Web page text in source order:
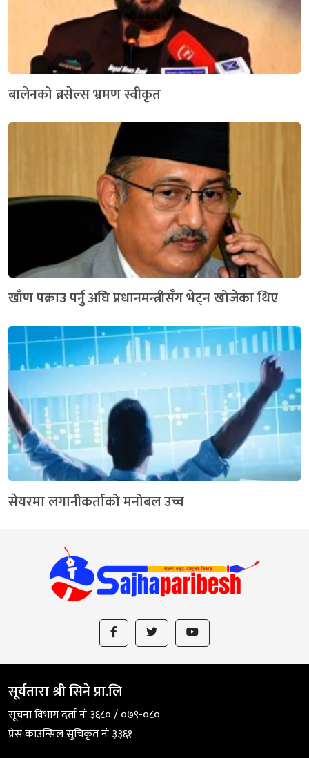
बालेनको ब्रसेल्स भ्रमण स्वीकृत
खाँण पक्राउ पर्नु अघि प्रधानमन्त्रीसँग भेट्न खोजेका थिए
सेयरमा लगानीकर्ताको मनोबल उच्च
सूर्यतारा श्री सिने प्रा.लि
सूचना विभाग दर्ता नंः ३६८० / ०७९-०८०
प्रेस काउन्सिल सुचिकृत नंः ३३६१